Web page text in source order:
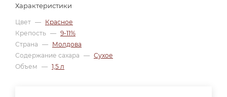
Характеристики
Цвет — Красное
Крепость — 9-11%
Страна — Молдова
Содержание сахара — Сухое
Объем — 1,5 л